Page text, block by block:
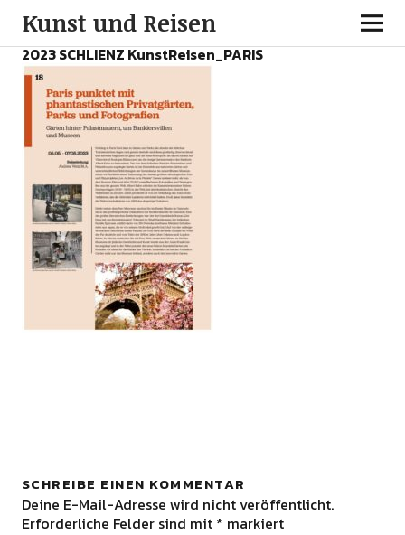
Kunst und Reisen
2023 SCHLIENZ KunstReisen_PARIS
SCHREIBE EINEN KOMMENTAR
Deine E-Mail-Adresse wird nicht veröffentlicht.
Erforderliche Felder sind mit * markiert